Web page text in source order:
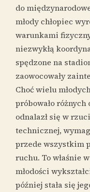
do
młody chłopiec
warunkami
niezwykłą
spędzone na
zaowocowały
Choć wielu
próbowało
odnalazł się w
technicznej,
przede wszystkim
ruchu. To właśnie
młodości
później stała się